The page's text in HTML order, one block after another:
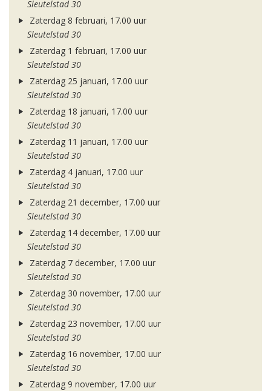
Sleutelstad 30
Zaterdag 8 februari, 17.00 uur
Sleutelstad 30
Zaterdag 1 februari, 17.00 uur
Sleutelstad 30
Zaterdag 25 januari, 17.00 uur
Sleutelstad 30
Zaterdag 18 januari, 17.00 uur
Sleutelstad 30
Zaterdag 11 januari, 17.00 uur
Sleutelstad 30
Zaterdag 4 januari, 17.00 uur
Sleutelstad 30
Zaterdag 21 december, 17.00 uur
Sleutelstad 30
Zaterdag 14 december, 17.00 uur
Sleutelstad 30
Zaterdag 7 december, 17.00 uur
Sleutelstad 30
Zaterdag 30 november, 17.00 uur
Sleutelstad 30
Zaterdag 23 november, 17.00 uur
Sleutelstad 30
Zaterdag 16 november, 17.00 uur
Sleutelstad 30
Zaterdag 9 november, 17.00 uur